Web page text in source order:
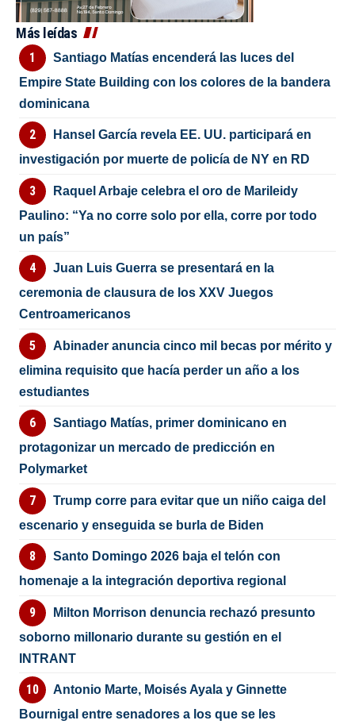
Más leídas
Santiago Matías encenderá las luces del
Empire State Building con los colores de la bandera
dominicana
Hansel García revela EE. UU. participará en
investigación por muerte de policía de NY en RD
Raquel Arbaje celebra el oro de Marileidy
Paulino: “Ya no corre solo por ella, corre por todo
un país”
Juan Luis Guerra se presentará en la
ceremonia de clausura de los XXV Juegos
Centroamericanos
Abinader anuncia cinco mil becas por mérito y
elimina requisito que hacía perder un año a los
estudiantes
Santiago Matías, primer dominicano en
protagonizar un mercado de predicción en
Polymarket
Trump corre para evitar que un niño caiga del
escenario y enseguida se burla de Biden
Santo Domingo 2026 baja el telón con
homenaje a la integración deportiva regional
Milton Morrison denuncia rechazó presunto
soborno millonario durante su gestión en el
INTRANT
Antonio Marte, Moisés Ayala y Ginnette
Bournigal entre senadores a los que se les